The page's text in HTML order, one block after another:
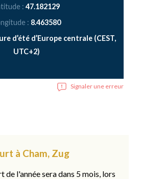
: 47.182129
: 8.463580
d’été d’Europe centrale (CEST,
UTC+2)
Signaler une erreur
à Cham, Zug
de l'année sera dans 5 mois, lors